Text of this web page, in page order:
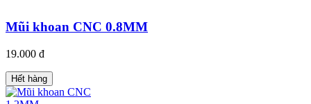
Mũi khoan CNC 0.8MM
19.000 đ
Hết hàng